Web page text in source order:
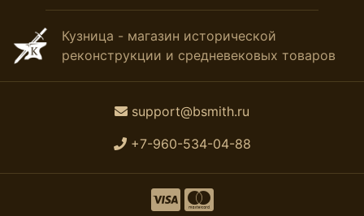
Кузница - магазин исторической
реконструкции и средневековых товаров
support@bsmith.ru
+7-960-534-04-88